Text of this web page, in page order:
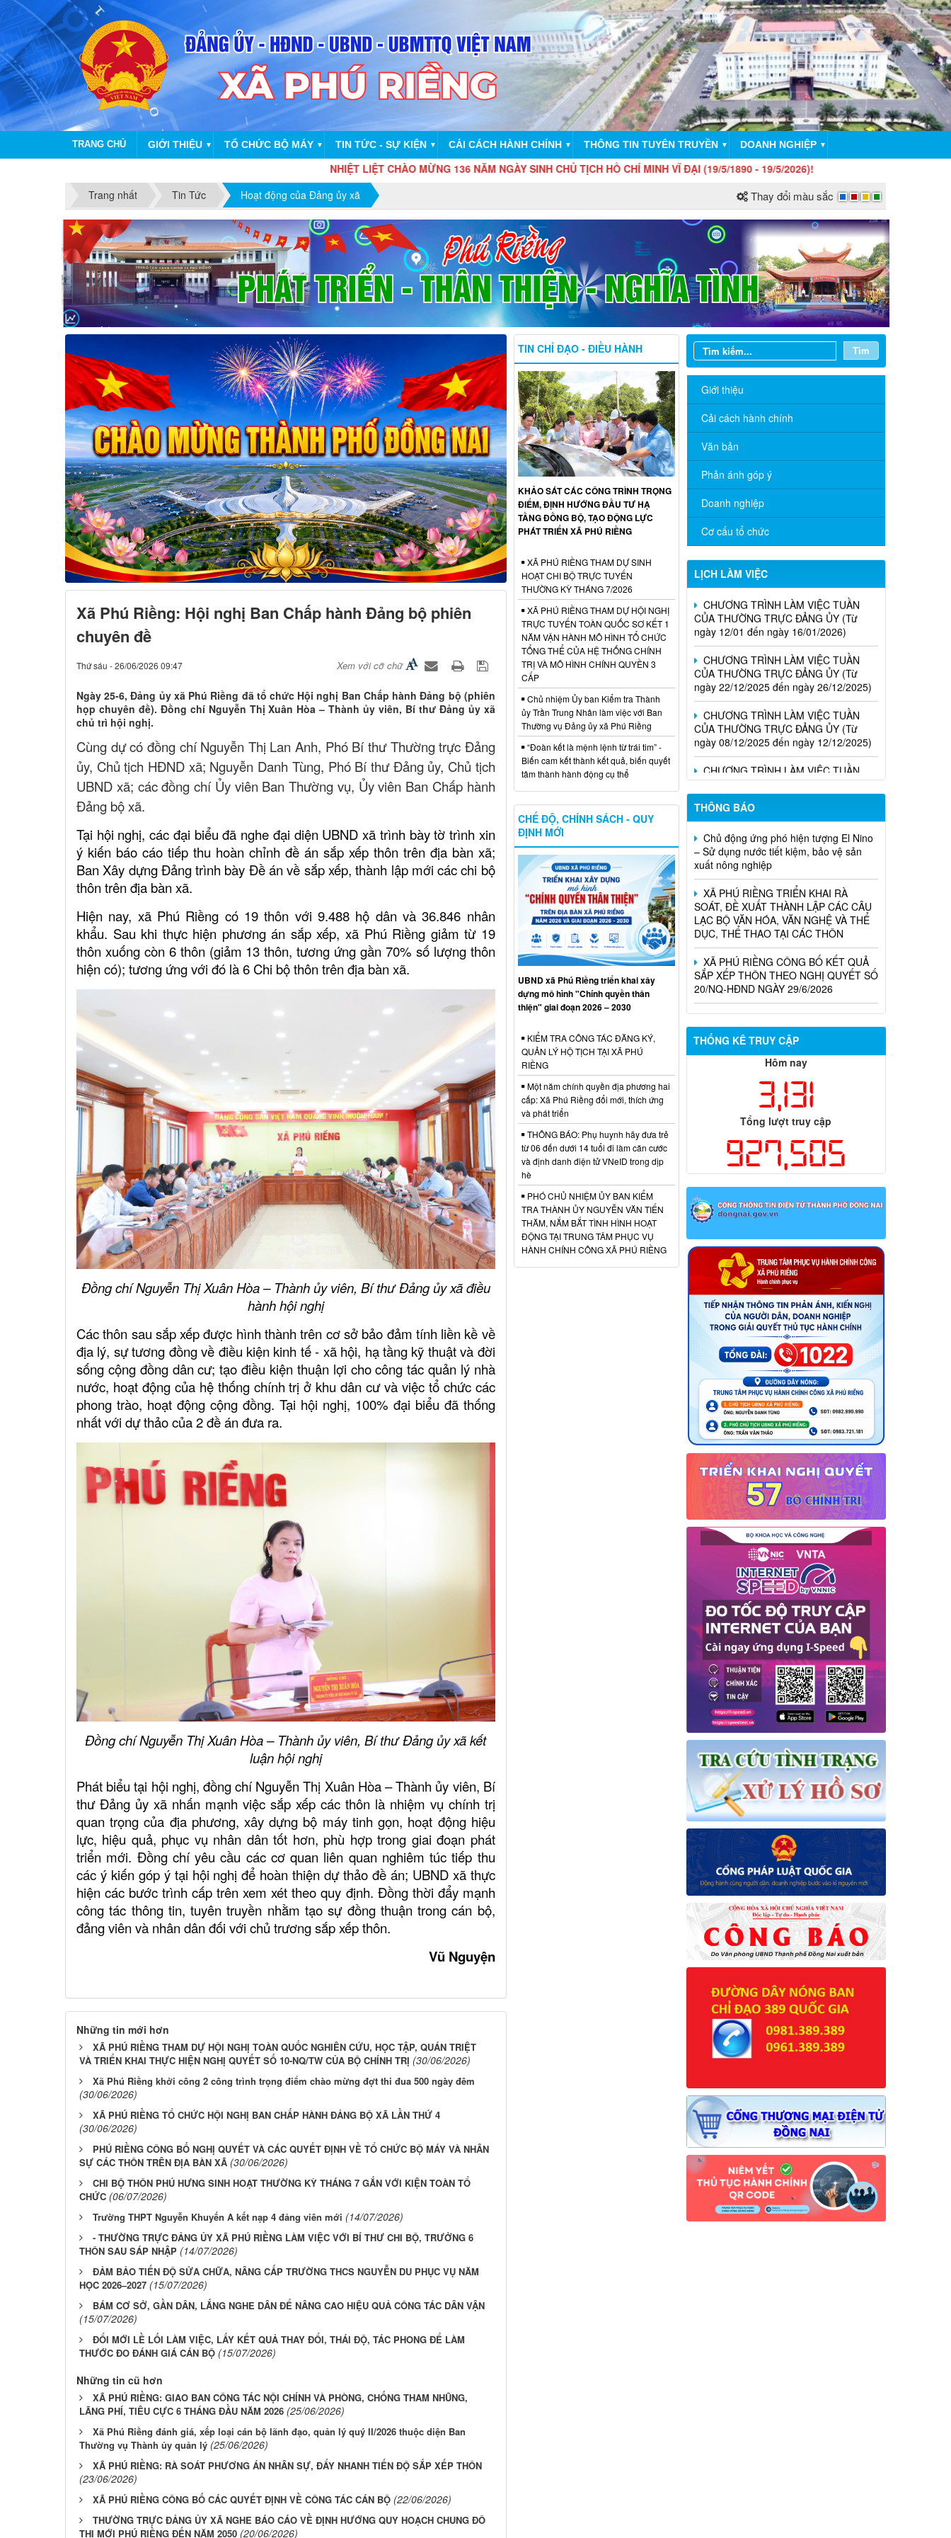
TRANG CHỦ GIỚI THIỆU ▼ TỔ CHỨC BỘ MÁY ▼ TIN TỨC - SỰ KIỆN ▼ CẢI CÁCH HÀNH CHÍNH ▼ THÔNG TIN TUYÊN TRUYỀN ▼ DOANH NGHIỆP ▼
NHIỆT LIỆT CHÀO MỪNG 136 NĂM NGÀY SINH CHỦ TỊCH HỒ CHÍ MINH VĨ ĐẠI (19/5/1890 - 19/5/2026)!
Trang nhất
Tin Tức Hoạt động của Đảng ủy xã Thay đổi màu sắc
Xã Phú Riềng: Hội nghị Ban Chấp hành Đảng bộ phiên
chuyên đề
Thứ sáu - 26/06/2026 09:47 Xem với cỡ chữ
Ngày 25-6, Đảng ủy xã Phú Riềng đã tổ chức Hội nghị Ban Chấp hành Đảng bộ (phiên
họp chuyên đề). Đồng chí Nguyễn Thị Xuân Hòa – Thành ủy viên, Bí thư Đảng ủy xã
chủ trì hội nghị.
Cùng dự có đồng chí Nguyễn Thị Lan Anh, Phó Bí thư Thường trực Đảng
ủy, Chủ tịch HĐND xã; Nguyễn Danh Tùng, Phó Bí thư Đảng ủy, Chủ tịch
UBND xã; các đồng chí Ủy viên Ban Thường vụ, Ủy viên Ban Chấp hành
Đảng bộ xã.
Tại hội nghị, các đại biểu đã nghe đại diện UBND xã trình bày tờ trình xin
ý kiến báo cáo tiếp thu hoàn chỉnh đề án sắp xếp thôn trên địa bàn xã;
Ban Xây dựng Đảng trình bày Đề án về sắp xếp, thành lập mới các chi bộ
thôn trên địa bàn xã.
Hiện nay, xã Phú Riềng có 19 thôn với 9.488 hộ dân và 36.846 nhân
khẩu. Sau khi thực hiện phương án sắp xếp, xã Phú Riềng giảm từ 19
thôn xuống còn 6 thôn (giảm 13 thôn, tương ứng gần 70% số lượng thôn
hiện có); tương ứng với đó là 6 Chi bộ thôn trên địa bàn xã.
Đồng chí Nguyễn Thị Xuân Hòa – Thành ủy viên, Bí thư Đảng ủy xã điều
hành hội nghị
Các thôn sau sắp xếp được hình thành trên cơ sở bảo đảm tính liền kề về
địa lý, sự tương đồng về điều kiện kinh tế - xã hội, hạ tầng kỹ thuật và đời
sống cộng đồng dân cư; tạo điều kiện thuận lợi cho công tác quản lý nhà
nước, hoạt động của hệ thống chính trị ở khu dân cư và việc tổ chức các
phong trào, hoạt động cộng đồng. Tại hội nghị, 100% đại biểu đã thống
nhất với dự thảo của 2 đề án đưa ra.
Đồng chí Nguyễn Thị Xuân Hòa – Thành ủy viên, Bí thư Đảng ủy xã kết
luận hội nghị
Phát biểu tại hội nghị, đồng chí Nguyễn Thị Xuân Hòa – Thành ủy viên, Bí
thư Đảng ủy xã nhấn mạnh việc sắp xếp các thôn là nhiệm vụ chính trị
quan trọng của địa phương, xây dựng bộ máy tinh gọn, hoạt động hiệu
lực, hiệu quả, phục vụ nhân dân tốt hơn, phù hợp trong giai đoạn phát
triển mới. Đồng chí yêu cầu các cơ quan liên quan nghiêm túc tiếp thu
các ý kiến góp ý tại hội nghị để hoàn thiện dự thảo đề án; UBND xã thực
hiện các bước trình cấp trên xem xét theo quy định. Đồng thời đẩy mạnh
công tác thông tin, tuyên truyền nhằm tạo sự đồng thuận trong cán bộ,
đảng viên và nhân dân đối với chủ trương sắp xếp thôn.
Vũ Nguyện
Những tin mới hơn
XÃ PHÚ RIỀNG THAM DỰ HỘI NGHỊ TOÀN QUỐC NGHIÊN CỨU, HỌC TẬP, QUÁN TRIỆT
VÀ TRIỂN KHAI THỰC HIỆN NGHỊ QUYẾT SỐ 10-NQ/TW CỦA BỘ CHÍNH TRỊ (30/06/2026)
Xã Phú Riềng khởi công 2 công trình trọng điểm chào mừng đợt thi đua 500 ngày đêm
(30/06/2026)
XÃ PHÚ RIỀNG TỔ CHỨC HỘI NGHỊ BAN CHẤP HÀNH ĐẢNG BỘ XÃ LẦN THỨ 4
(30/06/2026)
PHÚ RIỀNG CÔNG BỐ NGHỊ QUYẾT VÀ CÁC QUYẾT ĐỊNH VỀ TỔ CHỨC BỘ MÁY VÀ NHÂN
SỰ CÁC THÔN TRÊN ĐỊA BÀN XÃ (30/06/2026)
CHI BỘ THÔN PHÚ HƯNG SINH HOẠT THƯỜNG KỲ THÁNG 7 GẮN VỚI KIỆN TOÀN TỔ
CHỨC (06/07/2026)
Trường THPT Nguyễn Khuyến A kết nạp 4 đảng viên mới (14/07/2026)
- THƯỜNG TRỰC ĐẢNG ỦY XÃ PHÚ RIỀNG LÀM VIỆC VỚI BÍ THƯ CHI BỘ, TRƯỞNG 6
THÔN SAU SÁP NHẬP (14/07/2026)
ĐẢM BẢO TIẾN ĐỘ SỬA CHỮA, NÂNG CẤP TRƯỜNG THCS NGUYỄN DU PHỤC VỤ NĂM
HỌC 2026–2027 (15/07/2026)
BÁM CƠ SỞ, GẦN DÂN, LẮNG NGHE DÂN ĐỂ NÂNG CAO HIỆU QUẢ CÔNG TÁC DÂN VẬN
(15/07/2026)
ĐỔI MỚI LỀ LỐI LÀM VIỆC, LẤY KẾT QUẢ THAY ĐỔI, THÁI ĐỘ, TÁC PHONG ĐỂ LÀM
THƯỚC ĐO ĐÁNH GIÁ CÁN BỘ (15/07/2026)
Những tin cũ hơn
XÃ PHÚ RIỀNG: GIAO BAN CÔNG TÁC NỘI CHÍNH VÀ PHÒNG, CHỐNG THAM NHŨNG,
LÃNG PHÍ, TIÊU CỰC 6 THÁNG ĐẦU NĂM 2026 (25/06/2026)
Xã Phú Riềng đánh giá, xếp loại cán bộ lãnh đạo, quản lý quý II/2026 thuộc diện Ban
Thường vụ Thành ủy quản lý (25/06/2026)
XÃ PHÚ RIỀNG: RÀ SOÁT PHƯƠNG ÁN NHÂN SỰ, ĐẨY NHANH TIẾN ĐỘ SẮP XẾP THÔN
(23/06/2026)
XÃ PHÚ RIỀNG CÔNG BỐ CÁC QUYẾT ĐỊNH VỀ CÔNG TÁC CÁN BỘ (22/06/2026)
THƯỜNG TRỰC ĐẢNG ỦY XÃ NGHE BÁO CÁO VỀ ĐỊNH HƯỚNG QUY HOẠCH CHUNG ĐÔ
THỊ MỚI PHÚ RIỀNG ĐẾN NĂM 2050 (20/06/2026)
Tìm
Giới thiệu
Cải cách hành chính
Văn bản
Phản ánh góp ý
Doanh nghiệp
Cơ cấu tổ chức
LỊCH LÀM VIỆC
CHƯƠNG TRÌNH LÀM VIỆC TUẦN
CỦA THƯỜNG TRỰC ĐẢNG ỦY (Từ
ngày 12/01 đến ngày 16/01/2026)
CHƯƠNG TRÌNH LÀM VIỆC TUẦN
CỦA THƯỜNG TRỰC ĐẢNG ỦY (Từ
ngày 22/12/2025 đến ngày 26/12/2025)
CHƯƠNG TRÌNH LÀM VIỆC TUẦN
CỦA THƯỜNG TRỰC ĐẢNG ỦY (Từ
ngày 08/12/2025 đến ngày 12/12/2025)
CHƯƠNG TRÌNH LÀM VIỆC TUẦN
CỦA THƯỜNG TRỰC ĐẢNG ỦY (Từ
ngày 24/11/2025 đến ngày 28/11/2025)
THÔNG BÁO
Chủ động ứng phó hiện tượng El Nino
– Sử dụng nước tiết kiệm, bảo vệ sản
xuất nông nghiệp
XÃ PHÚ RIỀNG TRIỂN KHAI RÀ
SOÁT, ĐỀ XUẤT THÀNH LẬP CÁC CÂU
LẠC BỘ VĂN HÓA, VĂN NGHỆ VÀ THỂ
DỤC, THỂ THAO TẠI CÁC THÔN
XÃ PHÚ RIỀNG CÔNG BỐ KẾT QUẢ
SẮP XẾP THÔN THEO NGHỊ QUYẾT SỐ
20/NQ-HĐND NGÀY 29/6/2026
THÔNG BÁO NIÊM YẾT CÔNG KHAI
KẾT QUẢ XÉT DUYỆT CHÍNH SÁCH
TRỢ GIÚP XÃ HỘI ĐỐI VỚI ĐỐI TƯỢNG
BẢO TRỢ XÃ HỘI
THỐNG KÊ TRUY CẬP
Hôm nay
3,131
Tổng lượt truy cập
927,505
TIN CHỈ ĐẠO - ĐIỀU HÀNH
KHẢO SÁT CÁC CÔNG TRÌNH TRỌNG
ĐIỂM, ĐỊNH HƯỚNG ĐẦU TƯ HẠ
TẦNG ĐỒNG BỘ, TẠO ĐỘNG LỰC
PHÁT TRIỂN XÃ PHÚ RIỀNG
XÃ PHÚ RIỀNG THAM DỰ SINH
HOẠT CHI BỘ TRỰC TUYẾN
THƯỜNG KỲ THÁNG 7/2026
XÃ PHÚ RIỀNG THAM DỰ HỘI NGHỊ
TRỰC TUYẾN TOÀN QUỐC SƠ KẾT 1
NĂM VẬN HÀNH MÔ HÌNH TỔ CHỨC
TỔNG THỂ CỦA HỆ THỐNG CHÍNH
TRỊ VÀ MÔ HÌNH CHÍNH QUYỀN 3
CẤP
Chủ nhiệm Ủy ban Kiểm tra Thành
ủy Trần Trung Nhân làm việc với Ban
Thường vụ Đảng ủy xã Phú Riềng
“Đoàn kết là mệnh lệnh từ trái tim” -
Biến cam kết thành kết quả, biến quyết
tâm thành hành động cụ thể
CHẾ ĐỘ, CHÍNH SÁCH - QUY
ĐỊNH MỚI
UBND xã Phú Riềng triển khai xây
dựng mô hình "Chính quyền thân
thiện" giai đoạn 2026 – 2030
KIỂM TRA CÔNG TÁC ĐĂNG KÝ,
QUẢN LÝ HỘ TỊCH TẠI XÃ PHÚ
RIỀNG
Một năm chính quyền địa phương hai
cấp: Xã Phú Riềng đổi mới, thích ứng
và phát triển
THÔNG BÁO: Phụ huynh hãy đưa trẻ
từ 06 đến dưới 14 tuổi đi làm căn cước
và định danh điện tử VNeID trong dịp
hè
PHÓ CHỦ NHIỆM ỦY BAN KIỂM
TRA THÀNH ỦY NGUYỄN VĂN TIẾN
THĂM, NẮM BẮT TÌNH HÌNH HOẠT
ĐỘNG TẠI TRUNG TÂM PHỤC VỤ
HÀNH CHÍNH CÔNG XÃ PHÚ RIỀNG